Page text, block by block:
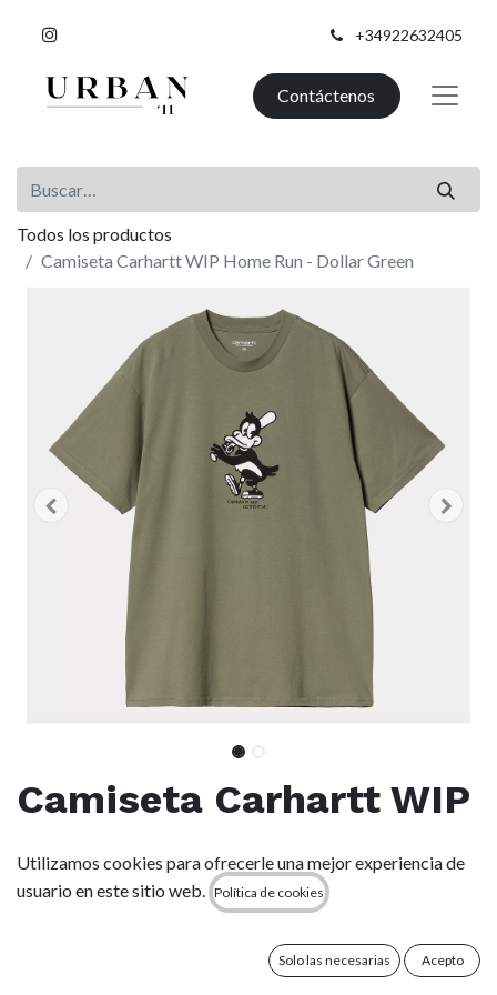
+34922632405
Contáctenos
Todos los productos
Camiseta Carhartt WIP Home Run - Dollar Green
Camiseta Carhartt WIP
Home Run - Dollar
Green
La S/S Home Run T-Shirt se ha confeccionado en punto de
Utilizamos cookies para ofrecerle una mejor experiencia de
usuario en este sitio web.
Política de cookies
Solo las necesarias Acepto